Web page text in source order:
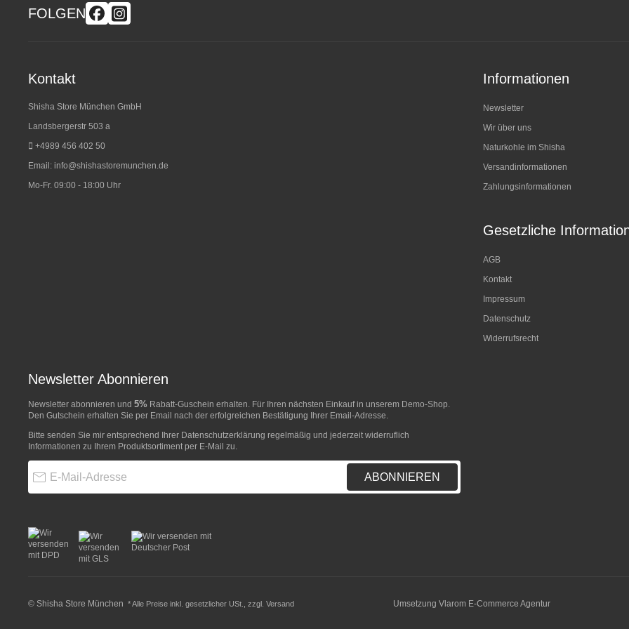
FOLGEN
Kontakt
Shisha Store München GmbH
Landsbergerstr 503 a
+4989 456 402 50
Email: info@shishastoremunchen.de
Mo-Fr. 09:00 - 18:00 Uhr
Informationen
Newsletter
Wir über uns
Naturkohle im Shisha
Versandinformationen
Zahlungsinformationen
Gesetzliche
AGB
Kontakt
Impressum
Datenschutz
Widerrufsrecht
Newsletter Abonnieren
Newsletter abonnieren und 5% Rabatt-Guschein erhalten. Für Ihren nächsten Einkauf in unserem Demo-Shop.
Den Gutschein erhalten Sie per Email nach der erfolgreichen Bestätigung Ihrer Email-Adresse.
Bitte senden Sie mir entsprechend Ihrer Datenschutzerklärung regelmäßig und jederzeit widerruflich
Informationen zu Ihrem Produktsortiment per E-Mail zu.
ABONNIEREN
© Shisha Store München * Alle Preise inkl. gesetzlicher USt., zzgl. Versand Umsetzung Vlarom E-Commerce Agentur